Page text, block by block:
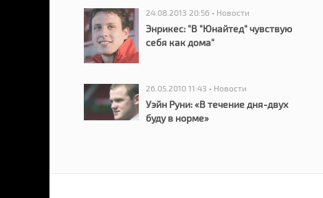
24.08.2013 20:56 • Новости
Энрикес: "В "Юнайтед" чувствую
себя как дома"
26.05.2010 11:43 • Новости
Уэйн Руни: «В течение дня-двух
буду в норме»